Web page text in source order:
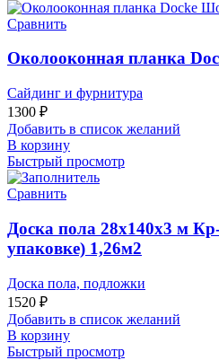
Сравнить
Околооконная планка
Сайдинг и фурнитура
1300 ₽
Добавить в список желаний
В корзину
Быстрый просмотр
Сравнить
Доска пола 28x140x3 м
упаковке) 1,26м2
Доска пола, подложки
1520 ₽
Добавить в список желаний
В корзину
Быстрый просмотр